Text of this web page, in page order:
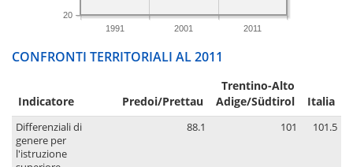
1991 2001 2011
20
CONFRONTI TERRITORIALI AL 2011
Indicatore Predoi/Prettau
Trentino-Alto
Adige/Südtirol
Italia
Differenziali di
genere per
l'istruzione
88.1 101 101.5